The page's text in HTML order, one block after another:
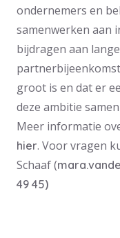
ondernemers en
samenwerken aan
bijdragen aan
groot is en dat er
deze ambitie
Meer informatie
hier. Voor vragen
Schaaf (
49 45)